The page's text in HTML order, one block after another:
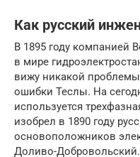
Как русский
В 1895 году компанией
в мире
вижу никакой
ошибки Теслы. На
используется
изобрел в 1890 году
основоположников
Доливо-